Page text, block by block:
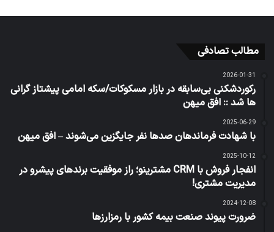
مطالب تصادفی
2026-01-31
رکوردشکنی بی‌سابقه در بازار مسکوکات/سکه امامی پیشتاز گرانی
ها شد :: افق میهن
2025-06-29
با شهادت فرماندهان صدها نفر جایگزین می‌شوند – افق میهن
2025-10-12
انفجار فروش با CRM مشترینو؛ راز موفقیت برندهای پیشرو در
مدیریت مشتری!
2024-12-08
ضرورت پیوند صنعت بیمه کشور با رمزارزها